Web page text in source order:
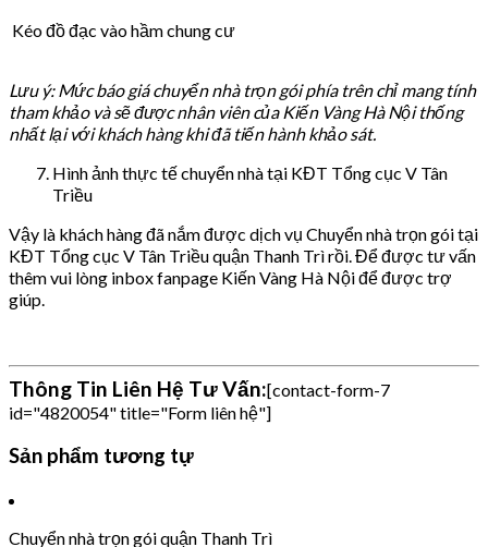
Kéo đồ đạc vào hầm chung cư
Lưu ý: Mức báo giá chuyển nhà trọn gói phía trên chỉ mang tính
tham khảo và sẽ được nhân viên của Kiến Vàng Hà Nội thống
nhất lại với khách hàng khi đã tiến hành khảo sát.
Hình ảnh thực tế chuyển nhà tại KĐT Tổng cục V Tân
Triều
Vậy là khách hàng đã nắm được dịch vụ Chuyển nhà trọn gói tại
KĐT Tổng cục V Tân Triều quận Thanh Trì rồi. Để được tư vấn
thêm vui lòng inbox fanpage Kiến Vàng Hà Nội để được trợ
giúp.
Thông Tin Liên Hệ Tư Vấn:[contact-form-7
id="4820054" title="Form liên hệ"]
Sản phẩm tương tự
Chuyển nhà trọn gói quận Thanh Trì